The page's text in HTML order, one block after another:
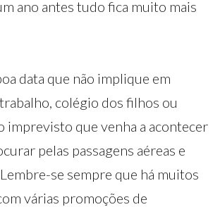
ano antes tudo fica muito mais
data que não implique em
colégio dos filhos ou
imprevisto que venha a acontecer
pelas passagens aéreas e
se sempre que há muitos
várias promoções de